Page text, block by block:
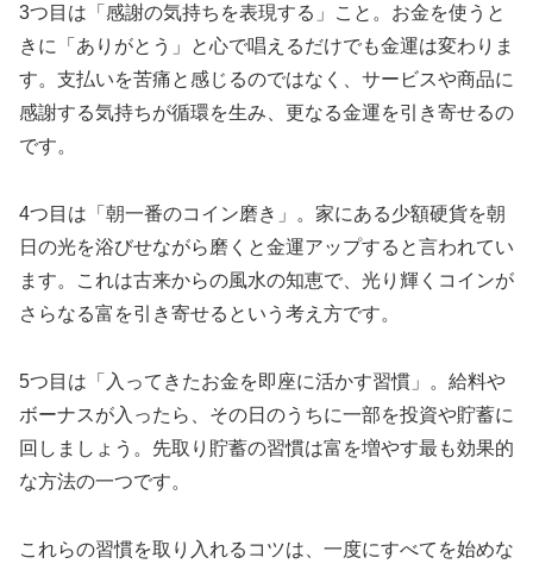
3つ目は「感謝の気持ちを表現する」こと。お金を使うと
きに「ありがとう」と心で唱えるだけでも金運は変わりま
す。支払いを苦痛と感じるのではなく、サービスや商品に
感謝する気持ちが循環を生み、更なる金運を引き寄せるの
です。
4つ目は「朝一番のコイン磨き」。家にある少額硬貨を朝
日の光を浴びせながら磨くと金運アップすると言われてい
ます。これは古来からの風水の知恵で、光り輝くコインが
さらなる富を引き寄せるという考え方です。
5つ目は「入ってきたお金を即座に活かす習慣」。給料や
ボーナスが入ったら、その日のうちに一部を投資や貯蓄に
回しましょう。先取り貯蓄の習慣は富を増やす最も効果的
な方法の一つです。
これらの習慣を取り入れるコツは、一度にすべてを始めな